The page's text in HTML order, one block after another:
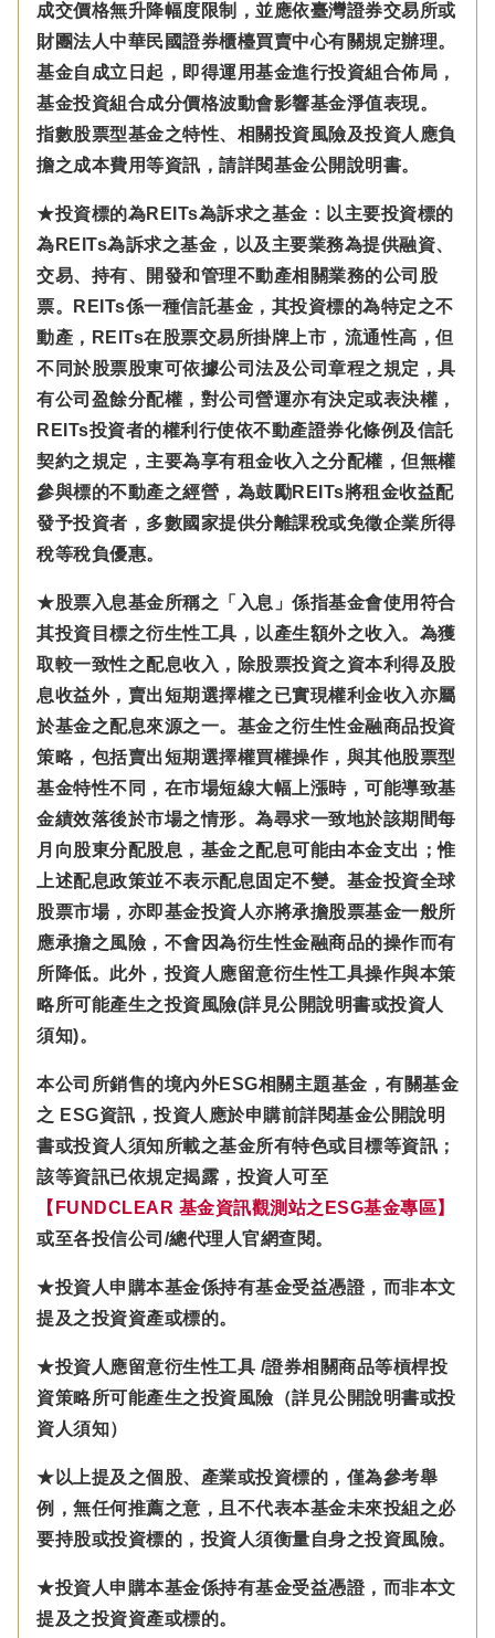
成交價格無升降幅度限制，並應依臺灣證券交易所或
財團法人中華民國證券櫃檯買賣中心有關規定辦理。
基金自成立日起，即得運用基金進行投資組合佈局，
基金投資組合成分價格波動會影響基金淨值表現。
指數股票型基金之特性、相關投資風險及投資人應負
擔之成本費用等資訊，請詳閱基金公開說明書。
★投資標的為REITs為訴求之基金：以主要投資標的
為REITs為訴求之基金，以及主要業務為提供融資、
交易、持有、開發和管理不動產相關業務的公司股
票。REITs係一種信託基金，其投資標的為特定之不
動產，REITs在股票交易所掛牌上市，流通性高，但
不同於股票股東可依據公司法及公司章程之規定，具
有公司盈餘分配權，對公司營運亦有決定或表決權，
REITs投資者的權利行使依不動產證券化條例及信託
契約之規定，主要為享有租金收入之分配權，但無權
參與標的不動產之經營，為鼓勵REITs將租金收益配
發予投資者，多數國家提供分離課稅或免徵企業所得
稅等稅負優惠。
★股票入息基金所稱之「入息」係指基金會使用符合
其投資目標之衍生性工具，以產生額外之收入。為獲
取較一致性之配息收入，除股票投資之資本利得及股
息收益外，賣出短期選擇權之已實現權利金收入亦屬
於基金之配息來源之一。基金之衍生性金融商品投資
策略，包括賣出短期選擇權買權操作，與其他股票型
基金特性不同，在市場短線大幅上漲時，可能導致基
金績效落後於市場之情形。為尋求一致地於該期間每
月向股東分配股息，基金之配息可能由本金支出；惟
上述配息政策並不表示配息固定不變。基金投資全球
股票市場，亦即基金投資人亦將承擔股票基金一般所
應承擔之風險，不會因為衍生性金融商品的操作而有
所降低。此外，投資人應留意衍生性工具操作與本策
略所可能產生之投資風險(詳見公開說明書或投資人
須知)。
本公司所銷售的境內外ESG相關主題基金，有關基金
之 ESG資訊，投資人應於申購前詳閱基金公開說明
書或投資人須知所載之基金所有特色或目標等資訊；
該等資訊已依規定揭露，投資人可至
【FUNDCLEAR 基金資訊觀測站之ESG基金專區】
或至各投信公司/總代理人官網查閱。
★投資人申購本基金係持有基金受益憑證，而非本文
提及之投資資產或標的。
★投資人應留意衍生性工具 /證券相關商品等槓桿投
資策略所可能產生之投資風險（詳見公開說明書或投
資人須知）
★以上提及之個股、產業或投資標的，僅為參考舉
例，無任何推薦之意，且不代表本基金未來投組之必
要持股或投資標的，投資人須衡量自身之投資風險。
★投資人申購本基金係持有基金受益憑證，而非本文
提及之投資資產或標的。